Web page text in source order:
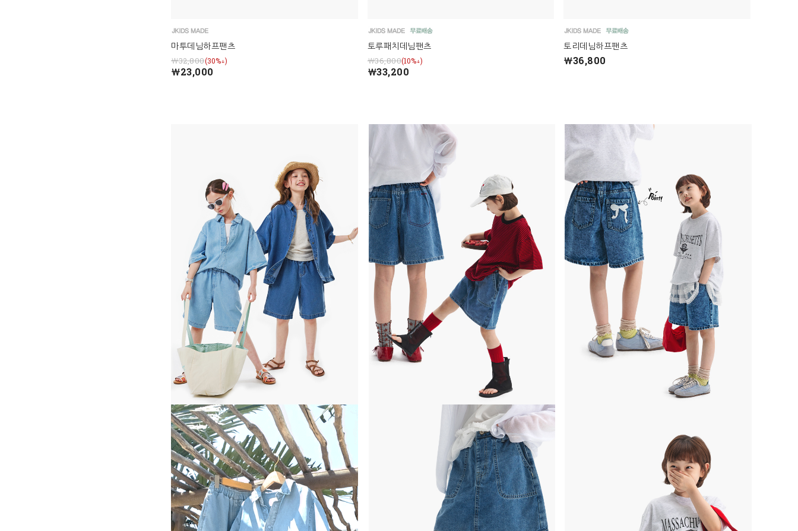
마투데님하프팬츠
￦32,800(30%↓)
￦23,000
토루패치데님팬츠
￦36,800(10%↓)
￦33,200
토리데님하프팬츠
￦36,800